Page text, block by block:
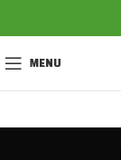
MENU